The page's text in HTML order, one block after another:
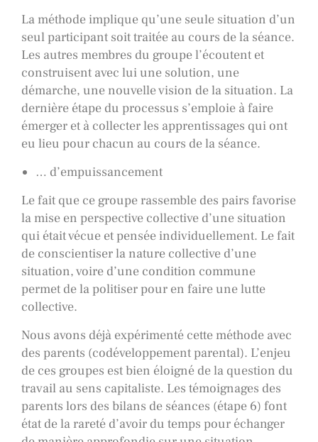
La méthode implique qu’une seule situation d’un
seul participant soit traitée au cours de la séance.
Les autres membres du groupe l’écoutent et
construisent avec lui une solution, une
démarche, une nouvelle vision de la situation. La
dernière étape du processus s’emploie à faire
émerger et à collecter les apprentissages qui ont
eu lieu pour chacun au cours de la séance.
… d’empuissancement
Le fait que ce groupe rassemble des pairs favorise
la mise en perspective collective d’une situation
qui était vécue et pensée individuellement. Le fait
de conscientiser la nature collective d’une
situation, voire d’une condition commune
permet de la politiser pour en faire une lutte
collective.
Nous avons déjà expérimenté cette méthode avec
des parents (codéveloppement parental). L’enjeu
de ces groupes est bien éloigné de la question du
travail au sens capitaliste. Les témoignages des
parents lors des bilans de séances (étape 6) font
état de la rareté d’avoir du temps pour échanger